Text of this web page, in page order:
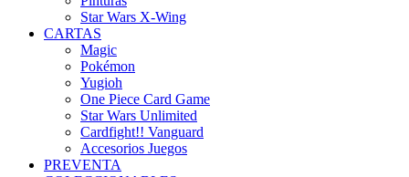
Star Wars X-Wing
CARTAS
Magic
Pokémon
Yugioh
One Piece Card Game
Star Wars Unlimited
Cardfight!! Vanguard
Accesorios Juegos
PREVENTA